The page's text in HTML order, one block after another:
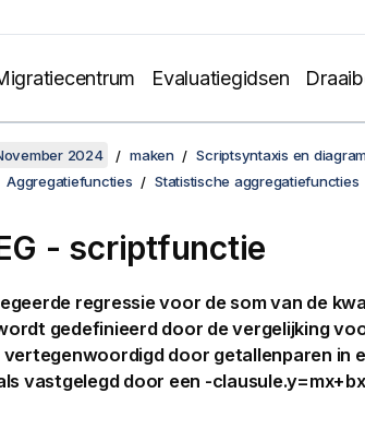
Evaluatiegidsen
2024 maken
Scriptsyntaxis en
Aggregatiefuncties Statistische aggregatiefuncties
- scriptfunctie
regressie voor de som van de
gedefinieerd door de vergelijking
door getallenparen in
vastgelegd door een -clausule.